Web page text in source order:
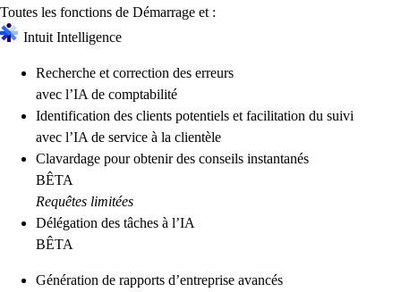
Toutes les fonctions de Démarrage et :
Intuit Intelligence
Recherche et correction des erreurs
avec l’IA de comptabilité
Identification des clients potentiels et facilitation du suivi
avec l’IA de service à la clientèle
Clavardage pour obtenir des conseils instantanés
BÊTA
Requêtes limitées
Délégation des tâches à l’IA
BÊTA
Génération de rapports d’entreprise avancés